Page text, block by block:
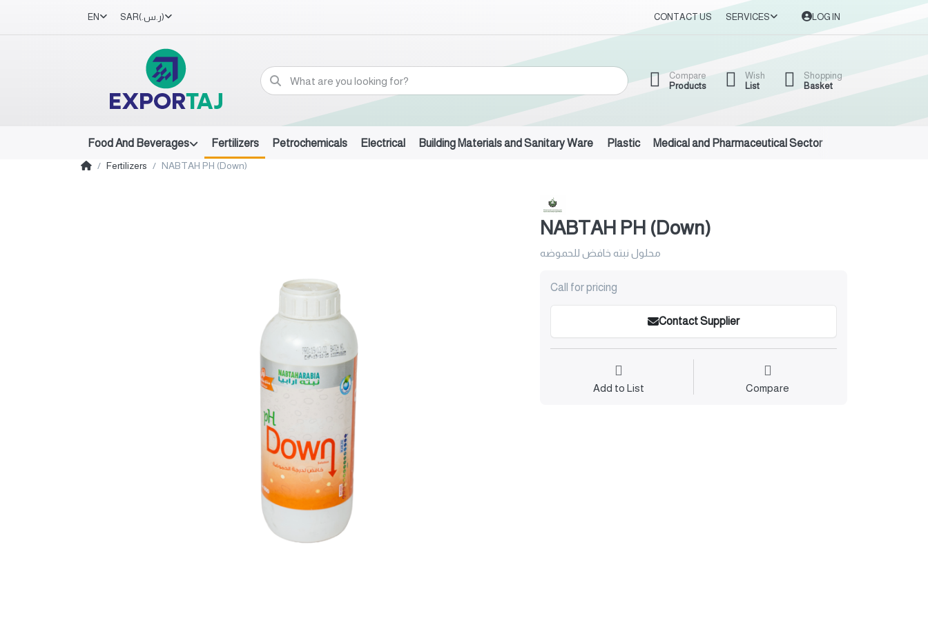
EN SAR (ر.س.‏) CONTACT US SERVICES LOG IN
Compare
Products
Wish
List
Shopping
Basket
Food And Beverages Fertilizers Petrochemicals Electrical Building Materials and Sanitary Ware Plastic Medical and Pharmaceutical Sector
Fertilizers NABTAH PH (Down)
NABTAH PH (Down)
محلول نبته خافض للحموضه
Call for pricing
Contact Supplier
Add to List Compare